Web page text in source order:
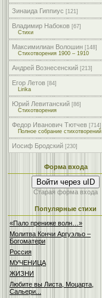
Зинаида Гиппиус [121]
Владимир Набоков [67]
Стихи
Максимилиан Волошин [148]
Стихотворения 1900 – 1910
Андрей Вознесенский [213]
Егор Летов [84]
Lirika
Юрий Левитанский [86]
Стихотворения
Федор Иванович Тютчев [714]
Полное собрание стихотворений
Иосиф Бродский [230]
Форма входа
Войти через uID
Старая форма входа
Популярные стихи
«Пало прениже волн…»
Молитва Кончи Аргуэльо –
Богоматери
Россия
МУЧЕНИЦА
ЖИЗНИ
Любите вы Листа, Моцарта,
Сальери...